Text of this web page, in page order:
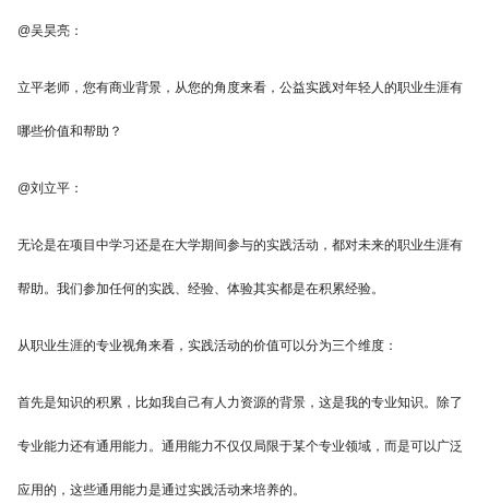
@吴昊亮：
立平老师，您有商业背景，从您的角度来看，公益实践对年轻人的职业生涯有
哪些价值和帮助？
@刘立平：
无论是在项目中学习还是在大学期间参与的实践活动，都对未来的职业生涯有
帮助。我们参加任何的实践、经验、体验其实都是在积累经验。
从职业生涯的专业视角来看，实践活动的价值可以分为三个维度：
首先是知识的积累，比如我自己有人力资源的背景，这是我的专业知识。除了
专业能力还有通用能力。通用能力不仅仅局限于某个专业领域，而是可以广泛
应用的，这些通用能力是通过实践活动来培养的。